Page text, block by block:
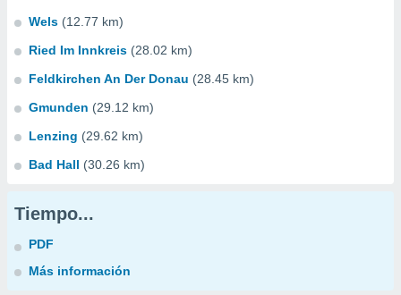
Wels (12.77 km)
Ried Im Innkreis (28.02 km)
Feldkirchen An Der Donau (28.45 km)
Gmunden (29.12 km)
Lenzing (29.62 km)
Bad Hall (30.26 km)
Tiempo...
PDF
Más información